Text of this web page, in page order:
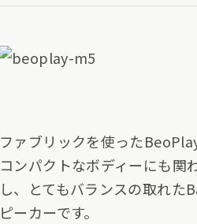
ファブリックを使った
コンパクトなボディーにも関
し、とてもバランスの取れ
ピーカーです。